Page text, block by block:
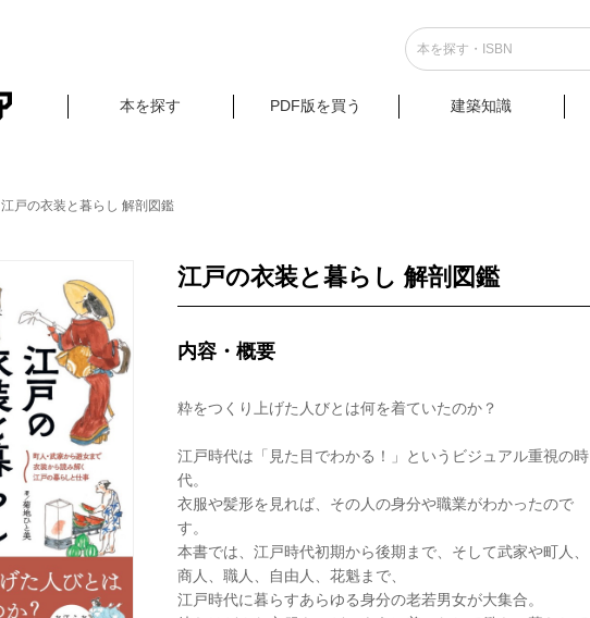
本を探す PDF版を買う 建築知識
江戸の衣装と暮らし 解剖図鑑
江戸の衣装と暮らし 解剖図鑑
内容・概要
粋をつくり上げた人びとは何を着ていたのか？
江戸時代は「見た目でわかる！」というビジュアル重視の時
代。
衣服や髪形を見れば、その人の身分や職業がわかったので
す。
本書では、江戸時代初期から後期まで、そして武家や町人、
商人、職人、自由人、花魁まで、
江戸時代に暮らすあらゆる身分の老若男女が大集合。